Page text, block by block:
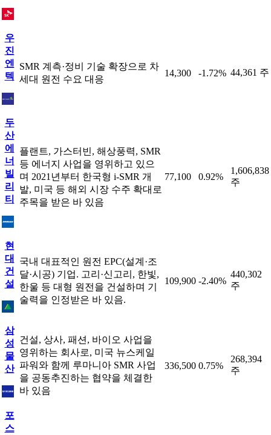
우
진
엔
텍
SMR 계측·정비 기술 확장으로 차
세대 원전 수요 대응
14,300 -1.72% 44,361 주
두
산
에
너
빌
리
티
플랜트, 가스터빈, 해상풍력, SMR
등 에너지 사업을 영위하고 있으
며 2021년부터 한국형 i-SMR 개
발, 미국 등 해외 시장 수주 확대로
주목을 받은 바 있음
77,100 0.92%
1,606,838
주
현
대
건
설
국내 대표적인 원전 EPC(설계·조
달·시공) 기업. 고리·신고리, 한빛,
한울 등 대형 원전을 건설하며 기
술력을 인정받은 바 있음.
109,900 -2.40%
440,302
주
삼
성
물
산
건설, 상사, 패션, 바이오 사업을
영위하는 회사로, 미국 뉴스케일
파워와 함께 루마니아 SMR 사업
을 공동추진하는 협약을 체결한
바 있음
336,500 0.75%
268,394
주
포
스